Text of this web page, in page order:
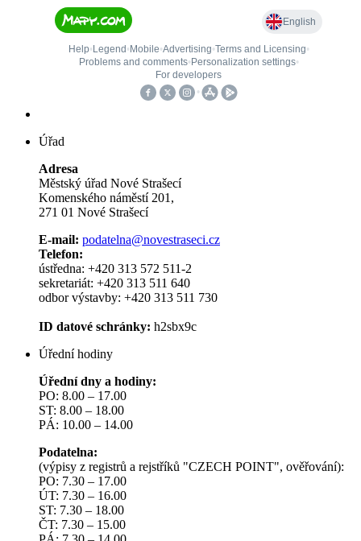
Úřad
Adresa
Městský úřad Nové Strašecí
Komenského náměstí 201,
271 01 Nové Strašecí
E-mail: podatelna@novestraseci.cz
Telefon:
ústředna: +420 313 572 511-2
sekretariát: +420 313 511 640
odbor výstavby: +420 313 511 730
ID datové schránky: h2sbx9c
Úřední hodiny
Úřední dny a hodiny:
PO: 8.00 – 17.00
ST: 8.00 – 18.00
PÁ: 10.00 – 14.00
Podatelna:
(výpisy z registrů a rejstříků "CZECH POINT", ověřování):
PO: 7.30 – 17.00
ÚT: 7.30 – 16.00
ST: 7.30 – 18.00
ČT: 7.30 – 15.00